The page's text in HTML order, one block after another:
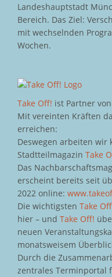
Landeshauptstadt
Bereich. Das Ziel:
mit wechselnden
Wochen.
Take Off! ist Partner
Mit vereinten Kräften
erreichen:
Deswegen arbeiten wir
Stadtteilmagazin Take
Das
erscheint bereits seit
2022 online:
Die wichtigsten Take
hier – und Take Off!
neuen
monatsweisem
Durch die
zentrales Terminportal